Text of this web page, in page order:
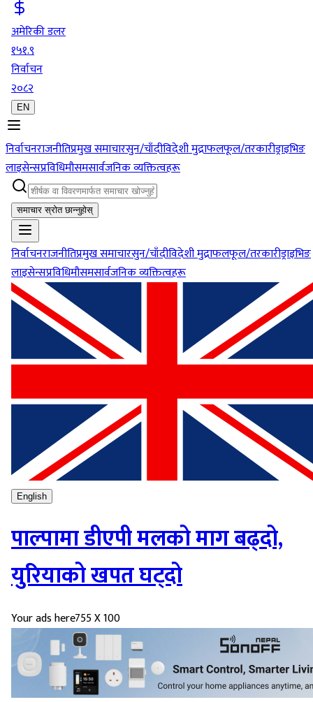
अमेरिकी डलर
१५१.९
निर्वाचन
२०८२
EN
निर्वाचनराजनीतिप्रमुख समाचारसुन/चाँदीविदेशी मुद्राफलफूल/तरकारीड्राइभिङ
लाइसेन्सप्रविधिमौसमसार्वजनिक व्यक्तित्वहरू
समाचार स्रोत छान्नुहोस्
निर्वाचनराजनीतिप्रमुख समाचारसुन/चाँदीविदेशी मुद्राफलफूल/तरकारीड्राइभिङ
लाइसेन्सप्रविधिमौसमसार्वजनिक व्यक्तित्वहरू
English
पाल्पामा डीएपी मलको माग बढ्दो,
युरियाको खपत घट्दो
Your ads here755 X 100